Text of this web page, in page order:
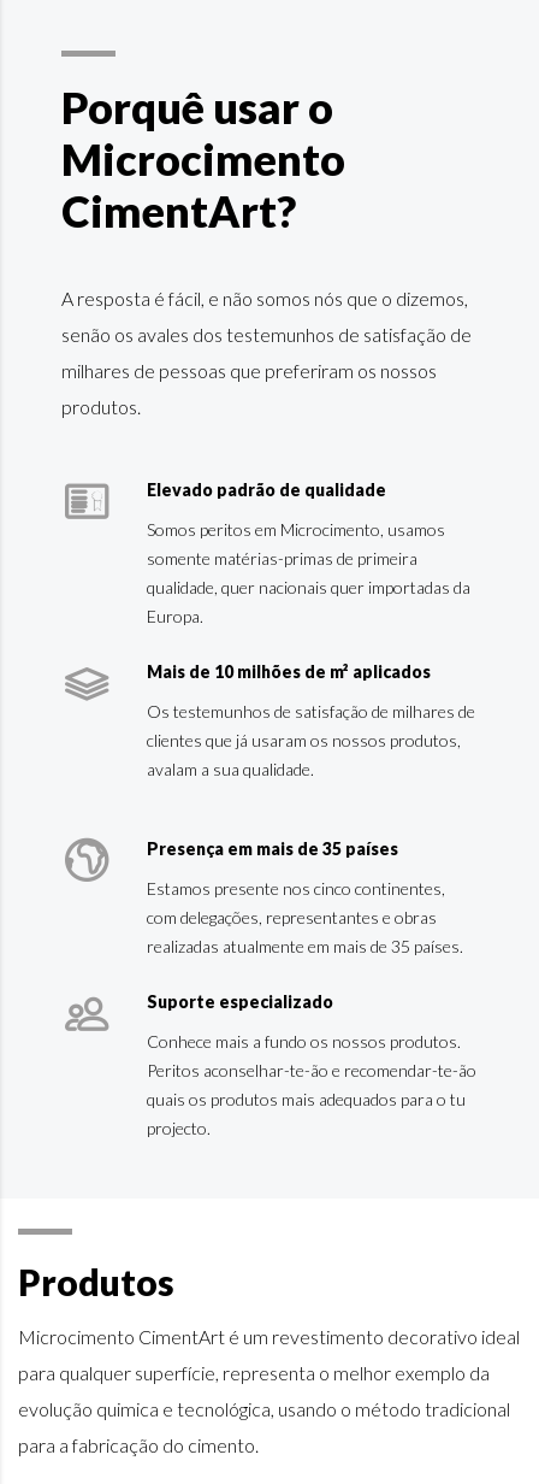
Porquê usar o
Microcimento
CimentArt?
A resposta é fácil, e não somos nós que o dizemos,
senão os avales dos testemunhos de satisfação de
milhares de pessoas que preferiram os nossos
produtos.
Elevado padrão de qualidade
Somos peritos em Microcimento, usamos
somente matérias-primas de primeira
qualidade, quer nacionais quer importadas da
Europa.
Mais de 10 milhões de m² aplicados
Os testemunhos de satisfação de milhares de
clientes que já usaram os nossos produtos,
avalam a sua qualidade.
Presença em mais de 35 países
Estamos presente nos cinco continentes,
com delegações, representantes e obras
realizadas atualmente em mais de 35 países.
Suporte especializado
Conhece mais a fundo os nossos produtos.
Peritos aconselhar-te-ão e recomendar-te-ão
quais os produtos mais adequados para o tu
projecto.
Produtos
Microcimento CimentArt é um revestimento decorativo ideal
para qualquer superfície, representa o melhor exemplo da
evolução quimica e tecnológica, usando o método tradicional
para a fabricação do cimento.